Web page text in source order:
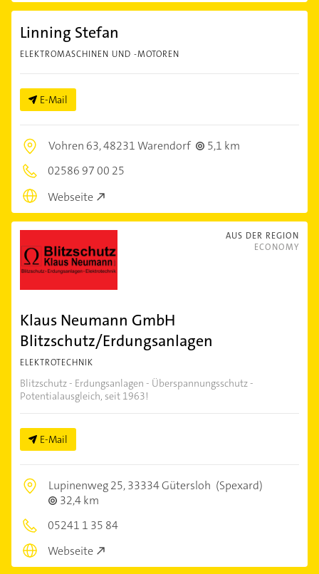
Linning Stefan
ELEKTROMASCHINEN UND -MOTOREN
E-Mail
Vohren 63,48231 Warendorf
5,1 km
02586 97 00 25
Webseite
AUS DER REGION
ECONOMY
Klaus Neumann GmbH
Blitzschutz/Erdungsanlagen
ELEKTROTECHNIK
Blitzschutz - Erdungsanlagen - Überspannungsschutz -
Potentialausgleich, seit 1963!
E-Mail
Lupinenweg 25,33334 Gütersloh (Spexard)
32,4 km
05241 1 35 84
Webseite